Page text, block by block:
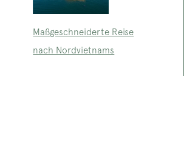
Maßgeschneiderte Reise
nach Nordvietnams